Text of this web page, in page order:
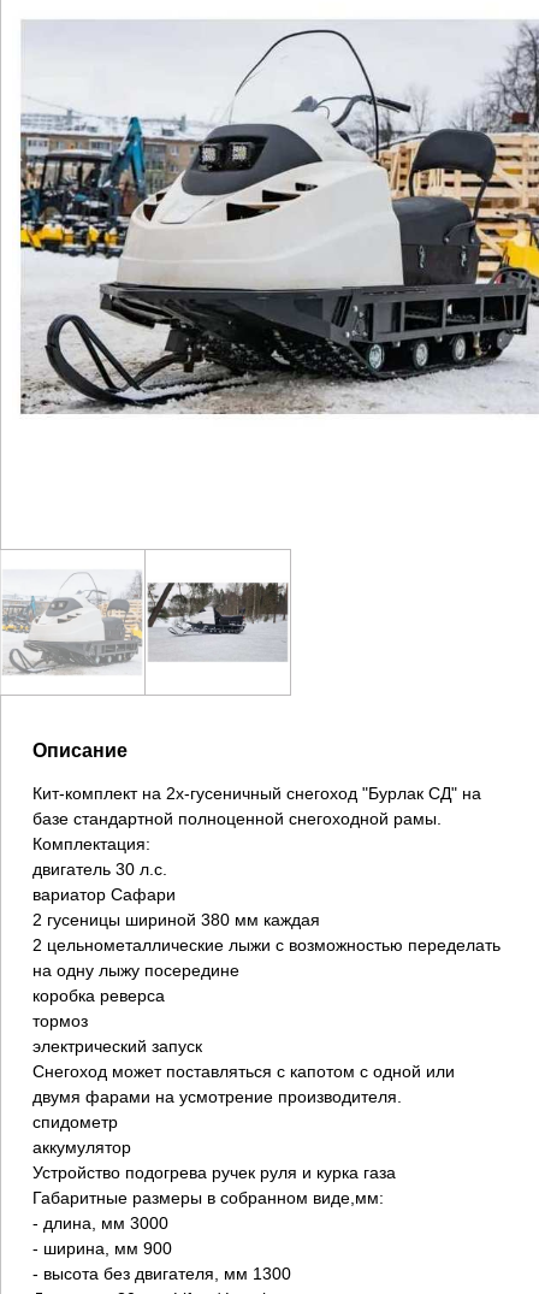
Описание
Кит-комплект на 2х-гусеничный снегоход "Бурлак СД" на
базе стандартной полноценной снегоходной рамы.
Комплектация:
двигатель 30 л.с.
вариатор Сафари
2 гусеницы шириной 380 мм каждая
2 цельнометаллические лыжи с возможностью переделать
на одну лыжу посередине
коробка реверса
тормоз
электрический запуск
Снегоход может поставляться с капотом с одной или
двумя фарами на усмотрение производителя.
спидометр
аккумулятор
Устройство подогрева ручек руля и курка газа
Габаритные размеры в собранном виде,мм:
- длина, мм 3000
- ширина, мм 900
- высота без двигателя, мм 1300